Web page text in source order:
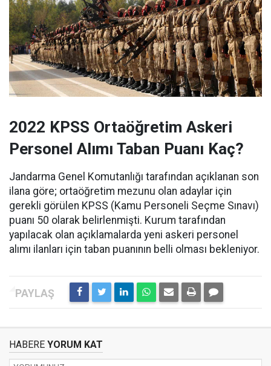
2022 KPSS Ortaöğretim Askeri
Personel Alımı Taban Puanı Kaç?
Jandarma Genel Komutanlığı tarafından açıklanan son
ilana göre; ortaöğretim mezunu olan adaylar için
gerekli görülen KPSS (Kamu Personeli Seçme Sınavı)
puanı 50 olarak belirlenmişti. Kurum tarafından
yapılacak olan açıklamalarda yeni askeri personel
alımı ilanları için taban puanının belli olması bekleniyor.
HABERE YORUM KAT